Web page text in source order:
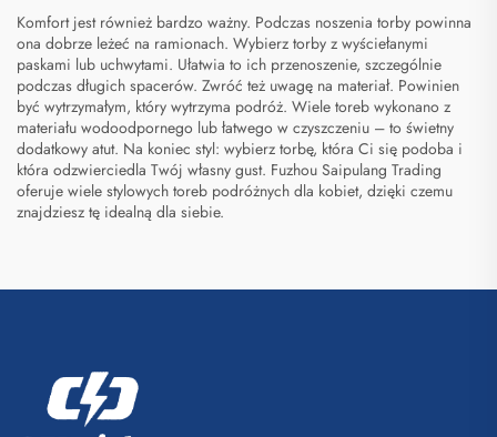
Komfort jest również bardzo ważny. Podczas noszenia torby powinna
ona dobrze leżeć na ramionach. Wybierz torby z wyściełanymi
paskami lub uchwytami. Ułatwia to ich przenoszenie, szczególnie
podczas długich spacerów. Zwróć też uwagę na materiał. Powinien
być wytrzymałym, który wytrzyma podróż. Wiele toreb wykonano z
materiału wodoodpornego lub łatwego w czyszczeniu – to świetny
dodatkowy atut. Na koniec styl: wybierz torbę, która Ci się podoba i
która odzwierciedla Twój własny gust. Fuzhou Saipulang Trading
oferuje wiele stylowych toreb podróżnych dla kobiet, dzięki czemu
znajdziesz tę idealną dla siebie.